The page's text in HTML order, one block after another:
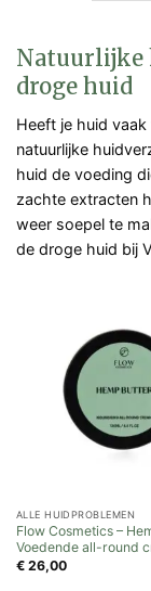
Natuurlijke
droge huid
Heeft je huid
natuurlijke
huid de voeding
zachte extracten
weer soepel te
de droge huid bij
ALLE HUIDPROBLEMEN
Flow Cosmetics –
Voedende all-round
€26,00